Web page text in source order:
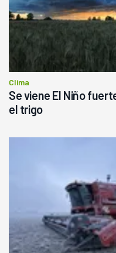
Clima
Se viene El Niño
el trigo